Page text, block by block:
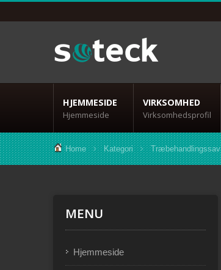
HJEMMESIDE
Hjemmeside
VIRKSOMHED
Virksomhedsprofil
Home Kategori Træbehandlingssav
MENU
Hjemmeside